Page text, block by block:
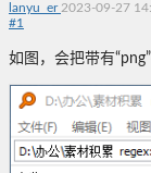
lanyu_er 2023-09-27
#1
如图，会把带有